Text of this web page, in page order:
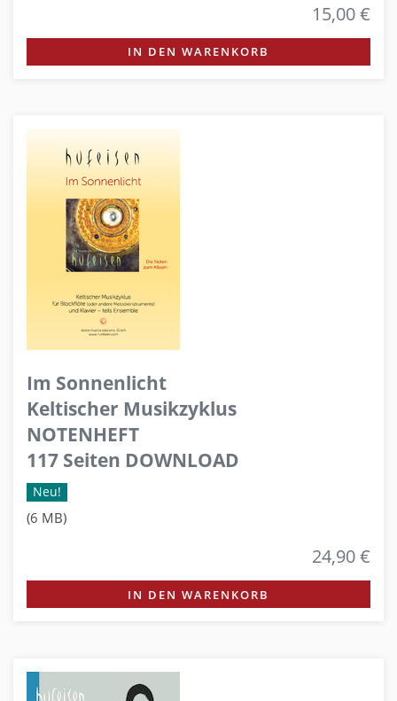
15,00 €
IN DEN WARENKORB
Im Sonnenlicht
Keltischer Musikzyklus
NOTENHEFT
117 Seiten DOWNLOAD
Neu!
(6 MB)
24,90 €
IN DEN WARENKORB